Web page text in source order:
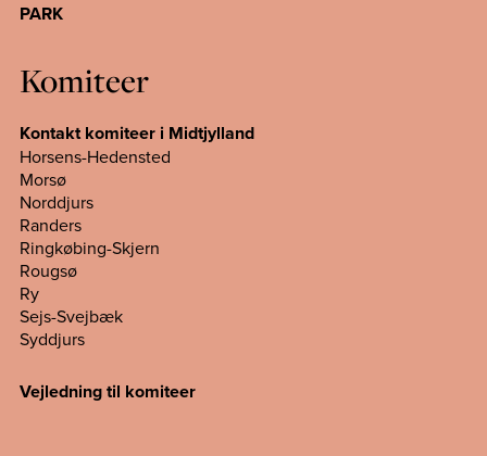
PARK
Komiteer
Kontakt komiteer i Midtjylland
Horsens-Hedensted
Morsø
Norddjurs
Randers
Ringkøbing-Skjern
Rougsø
Ry
Sejs-Svejbæk
Syddjurs
Vejledning til komiteer